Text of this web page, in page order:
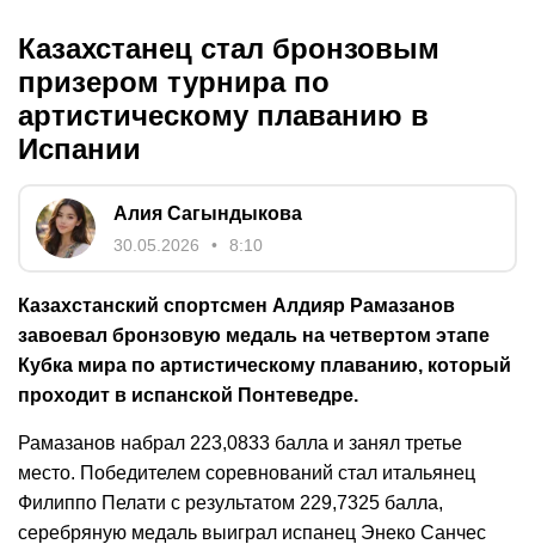
Казахстанец стал бронзовым
призером турнира по
артистическому плаванию в
Испании
Алия Сагындыкова
30.05.2026 8:10
Казахстанский спортсмен Алдияр Рамазанов
завоевал бронзовую медаль на четвертом этапе
Кубка мира по артистическому плаванию, который
проходит в испанской Понтеведре.
Рамазанов набрал 223,0833 балла и занял третье
место. Победителем соревнований стал итальянец
Филиппо Пелати с результатом 229,7325 балла,
серебряную медаль выиграл испанец Энеко Санчес